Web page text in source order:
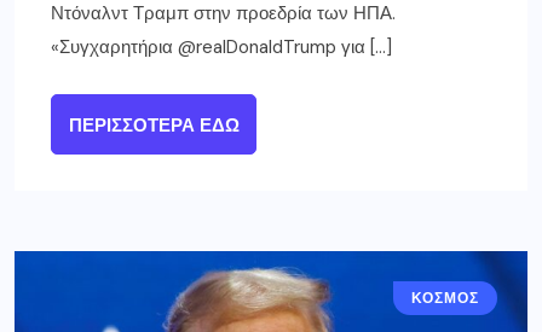
Ντόναλντ Τραμπ στην προεδρία των ΗΠΑ.
«Συγχαρητήρια @realDonaldTrump για […]
ΠΕΡΙΣΣΌΤΕΡΑ ΕΔΏ
ΚΟΣΜΟΣ